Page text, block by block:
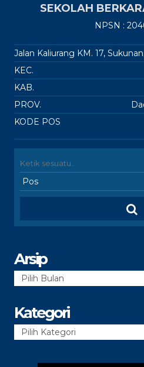
SEKOLAH
NPSN :
Jalan Kaliurang KM. 17,
KEC.
KAB.
PROV.
KODE POS
Arsip
Arsip
Kategori
Kategori